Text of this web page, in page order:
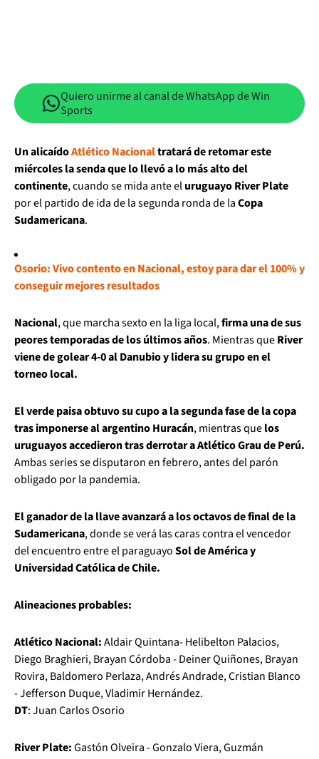
Quiero unirme al canal de WhatsApp de Win
Sports
Un alicaídoAtlético Nacionaltratará de retomar este
miércoles la senda que lo llevó a lo más alto del
continente, cuando se mida ante eluruguayo River Plate
por el partido de ida de la segunda ronda de laCopa
Sudamericana.
Osorio: Vivo contento en Nacional, estoy para dar el 100% y
conseguir mejores resultados
Nacional, que marcha sexto en la liga local,firma una de sus
peores temporadas de los últimos años. Mientras queRiver
viene de golear 4-0 al Danubio y lidera su grupo en el
torneo local.
El verde paisa obtuvo su cupo a la segunda fase de la copa
tras imponerse al argentino Huracán, mientras quelos
uruguayos accedieron tras derrotar a Atlético Grau de Perú.
Ambas series se disputaron en febrero, antes del parón
obligado por la pandemia.
El ganador de la llave avanzará a los octavos de final de la
Sudamericana, donde se verá las caras contra el vencedor
del encuentro entre el paraguayoSol de América y
Universidad Católica de Chile.
Alineaciones probables:
Atlético Nacional:Aldair Quintana- Helibelton Palacios,
Diego Braghieri, Brayan Córdoba - Deiner Quiñones, Brayan
Rovira, Baldomero Perlaza, Andrés Andrade, Cristian Blanco
- Jefferson Duque, Vladimir Hernández.
DT: Juan Carlos Osorio
River Plate:Gastón Olveira - Gonzalo Viera, Guzmán